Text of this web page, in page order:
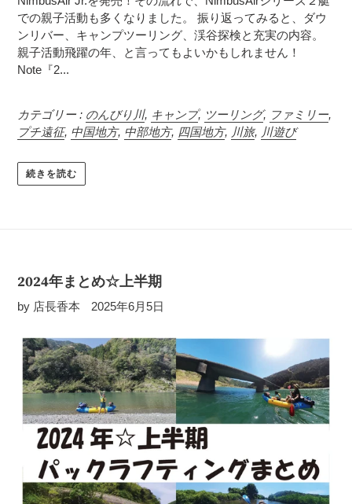
での親子活動も多くなりました。 振り返ってみると、ダウ
ンリバー、キャンプツーリング、渓谷探検と充実の内容。
親子活動飛躍の年、と言ってもよいかもしれません！
Note『2...
カテゴリー : のんびり川, キャンプ, ツーリング, ファミリー,
プチ遠征, 中国地方, 中部地方, 四国地方, 川旅, 川遊び
続きを読む
2024年まとめ☆上半期
by 店長香本 2025年6月5日